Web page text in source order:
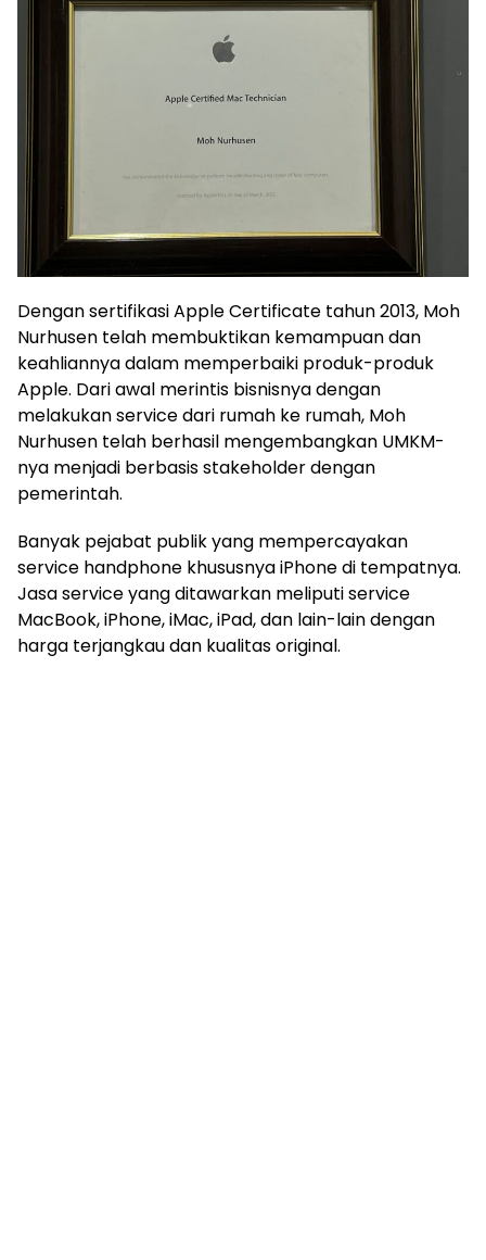
Dengan sertifikasi Apple Certificate tahun 2013, Moh
Nurhusen telah membuktikan kemampuan dan
keahliannya dalam memperbaiki produk-produk
Apple. Dari awal merintis bisnisnya dengan
melakukan service dari rumah ke rumah, Moh
Nurhusen telah berhasil mengembangkan UMKM-
nya menjadi berbasis stakeholder dengan
pemerintah.
Banyak pejabat publik yang mempercayakan
service handphone khususnya iPhone di tempatnya.
Jasa service yang ditawarkan meliputi service
MacBook, iPhone, iMac, iPad, dan lain-lain dengan
harga terjangkau dan kualitas original.